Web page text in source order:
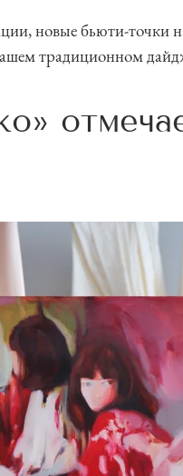
новые бьюти-точки
традиционном